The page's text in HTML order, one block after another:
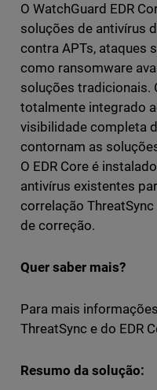
O WatchGuard EDR
soluções de antivírus
contra APTs, ataques
como ransomware
soluções tradicionais.
totalmente integrado
visibilidade completa
contornam as
O EDR Core é
antivírus existentes
correlação
de correção.
Quer saber mais?
Para mais
ThreatSync e do EDR
Resumo da solução: